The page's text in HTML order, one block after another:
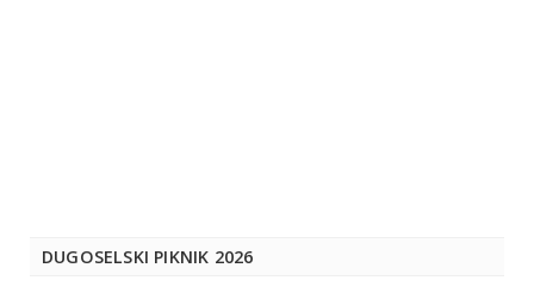
DUGOSELSKI PIKNIK 2026